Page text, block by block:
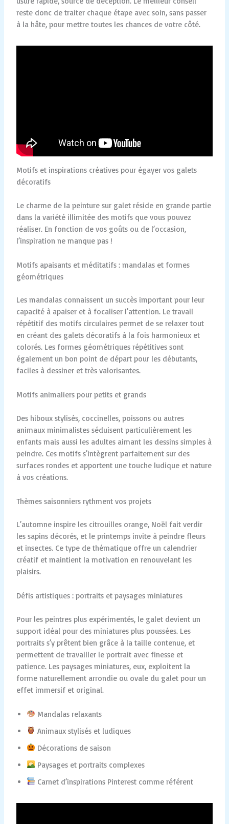
reste donc de traiter chaque étape avec soin, sans passer
à la hâte, pour mettre toutes les chances de votre côté.
Motifs et inspirations créatives pour égayer vos galets
décoratifs
Le charme de la peinture sur galet réside en grande partie
dans la variété illimitée des motifs que vous pouvez
réaliser. En fonction de vos goûts ou de l’occasion,
l’inspiration ne manque pas !
Motifs apaisants et méditatifs : mandalas et formes
géométriques
Les mandalas connaissent un succès important pour leur
capacité à apaiser et à focaliser l’attention. Le travail
répétitif des motifs circulaires permet de se relaxer tout
en créant des galets décoratifs à la fois harmonieux et
colorés. Les formes géométriques répétitives sont
également un bon point de départ pour les débutants,
faciles à dessiner et très valorisantes.
Motifs animaliers pour petits et grands
Des hiboux stylisés, coccinelles, poissons ou autres
animaux minimalistes séduisent particulièrement les
enfants mais aussi les adultes aimant les dessins simples à
peindre. Ces motifs s’intègrent parfaitement sur des
surfaces rondes et apportent une touche ludique et nature
à vos créations.
Thèmes saisonniers rythment vos projets
L’automne inspire les citrouilles orange, Noël fait verdir
les sapins décorés, et le printemps invite à peindre fleurs
et insectes. Ce type de thématique offre un calendrier
créatif et maintient la motivation en renouvelant les
plaisirs.
Défis artistiques : portraits et paysages miniatures
Pour les peintres plus expérimentés, le galet devient un
support idéal pour des miniatures plus poussées. Les
portraits s’y prêtent bien grâce à la taille contenue, et
permettent de travailler le portrait avec finesse et
patience. Les paysages miniatures, eux, exploitent la
forme naturellement arrondie ou ovale du galet pour un
effet immersif et original.
Mandalas relaxants
Animaux stylisés et ludiques
Décorations de saison
Paysages et portraits complexes
Carnet d’inspirations Pinterest comme référent